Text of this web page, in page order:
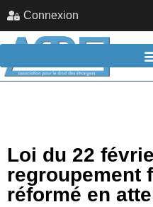
Connexion
Loi du 22
regroupement
réformé en